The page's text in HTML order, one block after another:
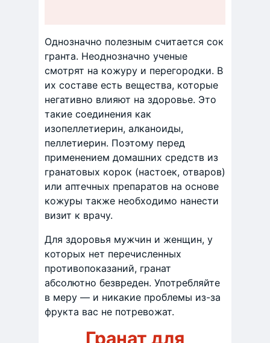
Однозначно полезным считается сок
гранта. Неоднозначно ученые
смотрят на кожуру и перегородки. В
их составе есть вещества, которые
негативно влияют на здоровье. Это
такие соединения как
изопеллетиерин, алканоиды,
пеллетиерин. Поэтому перед
применением домашних средств из
гранатовых корок (настоек, отваров)
или аптечных препаратов на основе
кожуры также необходимо нанести
визит к врачу.
Для здоровья мужчин и женщин, у
которых нет перечисленных
противопоказаний, гранат
абсолютно безвреден. Употребляйте
в меру — и никакие проблемы из-за
фрукта вас не потревожат.
Гранат для